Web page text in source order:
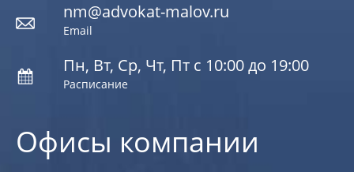
Офисы компании
nm@advokat-malov.ru
Email
Пн, Вт, Ср, Чт, Пт с 10:00 до 19:00
Расписание